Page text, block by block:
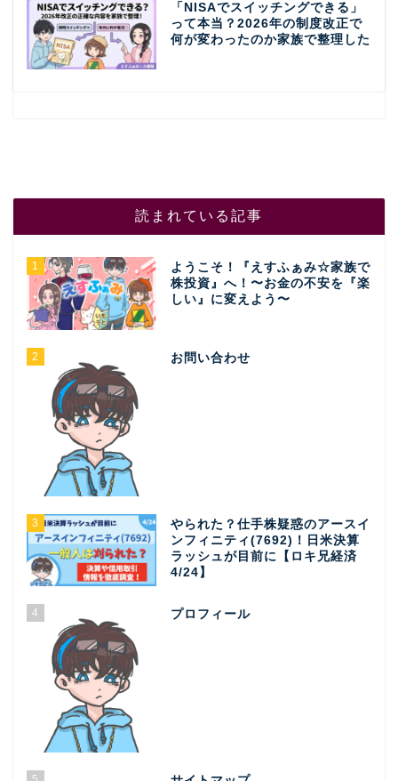
「NISAでスイッチングできる」
って本当？2026年の制度改正で
何が変わったのか家族で整理した
読まれている記事
1
ようこそ！『えすふぁみ☆家族で
株投資』へ！〜お金の不安を『楽
しい』に変えよう〜
2 お問い合わせ
3
やられた？仕手株疑惑のアースイ
ンフィニティ(7692)！日米決算
ラッシュが目前に【ロキ兄経済
4/24】
4 プロフィール